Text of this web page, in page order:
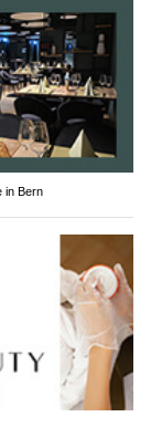
in Bern